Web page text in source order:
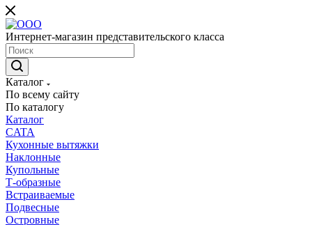
Интернет-магазин представительского класса
Каталог
По всему сайту
По каталогу
Каталог
CATA
Кухонные вытяжки
Наклонные
Купольные
Т-образные
Встраиваемые
Подвесные
Островные